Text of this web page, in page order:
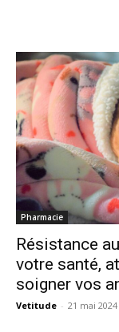
Pharmacie
Résistance
votre santé,
soigner vos
Vetitude - 21 mai 2024